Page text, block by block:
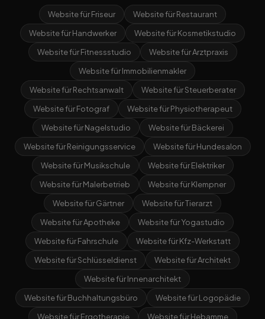
Website für Friseur
Website für Restaurant
Website für Handwerker
Website für Kosmetikstudio
Website für Fitnessstudio
Website für Arztpraxis
Website für Immobilienmakler
Website für Rechtsanwalt
Website für Steuerberater
Website für Fotograf
Website für Physiotherapeut
Website für Nagelstudio
Website für Bäckerei
Website für Reinigungsservice
Website für Hundesalon
Website für Musikschule
Website für Elektriker
Website für Malerbetrieb
Website für Klempner
Website für Gärtner
Website für Tierarzt
Website für Apotheke
Website für Yogastudio
Website für Fahrschule
Website für Kfz-Werkstatt
Website für Schlüsseldienst
Website für Architekt
Website für Innenarchitekt
Website für Buchhaltungsbüro
Website für Logopädie
Website für Ergotherapie
Website für Hebamme